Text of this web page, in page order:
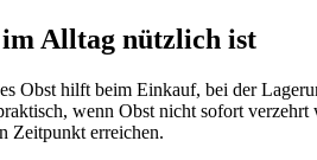
Alltag nützlich ist
Obst hilft beim Einkauf, bei der
wenn Obst nicht sofort
Zeitpunkt erreichen.